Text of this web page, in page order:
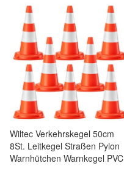
Wiltec Verkehrskegel 50cm
8St. Leitkegel Straßen Pylon
Warnhütchen Warnkegel PVC